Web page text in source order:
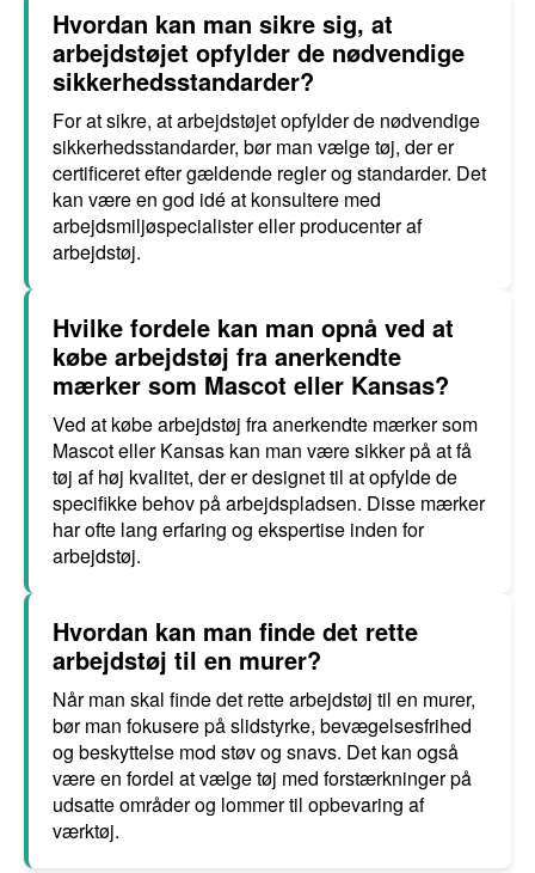
Hvordan kan man sikre sig, at
arbejdstøjet opfylder de nødvendige
sikkerhedsstandarder?
For at sikre, at arbejdstøjet opfylder de nødvendige
sikkerhedsstandarder, bør man vælge tøj, der er
certificeret efter gældende regler og standarder. Det
kan være en god idé at konsultere med
arbejdsmiljøspecialister eller producenter af
arbejdstøj.
Hvilke fordele kan man opnå ved at
købe arbejdstøj fra anerkendte
mærker som Mascot eller Kansas?
Ved at købe arbejdstøj fra anerkendte mærker som
Mascot eller Kansas kan man være sikker på at få
tøj af høj kvalitet, der er designet til at opfylde de
specifikke behov på arbejdspladsen. Disse mærker
har ofte lang erfaring og ekspertise inden for
arbejdstøj.
Hvordan kan man finde det rette
arbejdstøj til en murer?
Når man skal finde det rette arbejdstøj til en murer,
bør man fokusere på slidstyrke, bevægelsesfrihed
og beskyttelse mod støv og snavs. Det kan også
være en fordel at vælge tøj med forstærkninger på
udsatte områder og lommer til opbevaring af
værktøj.